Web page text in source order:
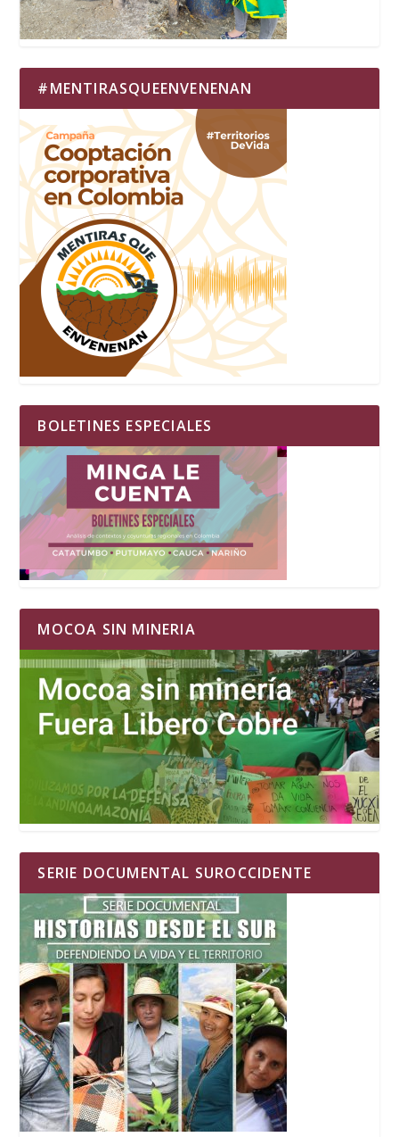
#MENTIRASQUEENVENENAN
BOLETINES ESPECIALES
MOCOA SIN MINERIA
SERIE DOCUMENTAL SUROCCIDENTE